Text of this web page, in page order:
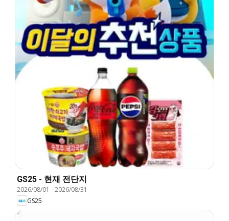
GS25 - 현재 전단지
2026/08/01 -2026/08/31
GS25